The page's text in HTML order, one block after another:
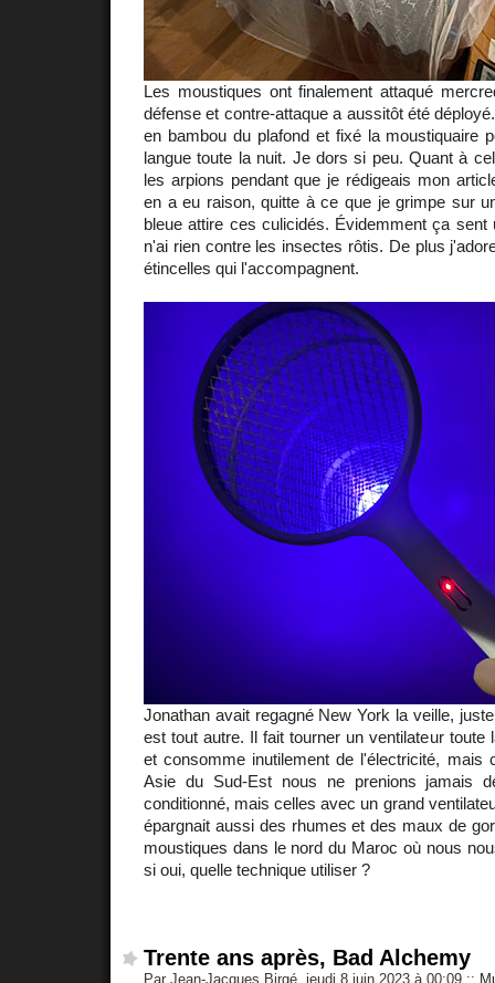
Les moustiques ont finalement attaqué
défense et contre-attaque a aussitôt été
en bambou du plafond et fixé la moustiquaire
langue toute la nuit. Je dors si peu. Quant à
les arpions pendant que je rédigeais mon
en a eu raison, quitte à ce que je grimpe sur
bleue attire ces culicidés. Évidemment ça sent
n'ai rien contre les insectes rôtis. De plus
étincelles qui l'accompagnent.
Jonathan avait regagné New York la veille,
est tout autre. Il fait tourner un ventilateur toute
et consomme inutilement de l'électricité, mais
Asie du Sud-Est nous ne prenions jamais
conditionné, mais celles avec un grand
épargnait aussi des rhumes et des maux de
moustiques dans le nord du Maroc où nous
si oui, quelle technique utiliser ?
Trente ans après, Bad Alchemy
Par Jean-Jacques Birgé, jeudi 8 juin 2023 à 00:09 ::